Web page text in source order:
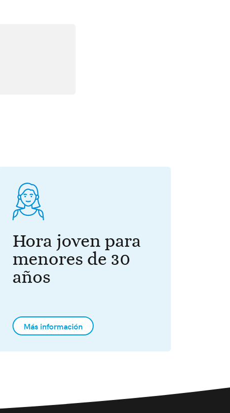
Hora joven para
menores de 30
años
Más información